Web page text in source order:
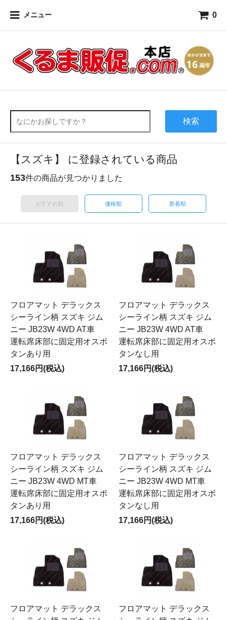
メニュー 0
検索
【スズキ】 に登録されている商品
153件の商品が見つかりました
おすすめ順 価格順 新着順
フロアマット デラックス
シーライン柄 スズキ ジム
ニー JB23W 4WD AT車
運転席床部に固定用オスボ
タンあり用
17,166円(税込)
フロアマット デラックス
シーライン柄 スズキ ジム
ニー JB23W 4WD AT車
運転席床部に固定用オスボ
タンなし用
17,166円(税込)
フロアマット デラックス
シーライン柄 スズキ ジム
ニー JB23W 4WD MT車
運転席床部に固定用オスボ
タンあり用
17,166円(税込)
フロアマット デラックス
シーライン柄 スズキ ジム
ニー JB23W 4WD MT車
運転席床部に固定用オスボ
タンなし用
17,166円(税込)
フロアマット デラックス
フロアマット デラックス